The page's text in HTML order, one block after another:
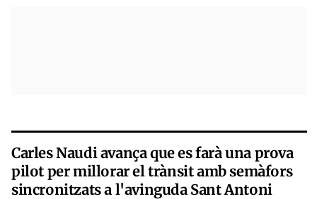
Carles Naudi avança que es farà una prova
pilot per millorar el trànsit amb semàfors
sincronitzats a l'avinguda Sant Antoni